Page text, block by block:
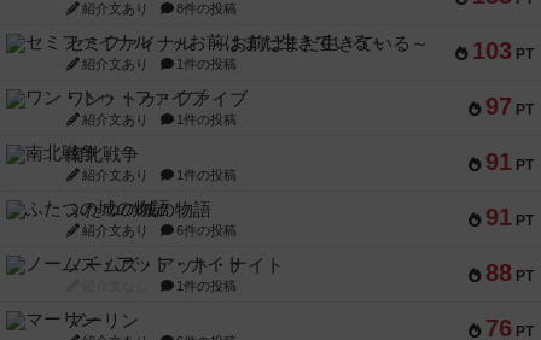
紹介文あり 8件の投稿
103 PT
セミファイナル ～お前はまだ生きている～
紹介文あり 1件の投稿
97 PT
ワン・トゥ・ファイブ
紹介文あり 1件の投稿
91 PT
南北戦争
紹介文あり 1件の投稿
91 PT
ふたつの城の物語
紹介文あり 6件の投稿
88 PT
ノームズ・アット・ナイト
1件の投稿
76 PT
マーリン